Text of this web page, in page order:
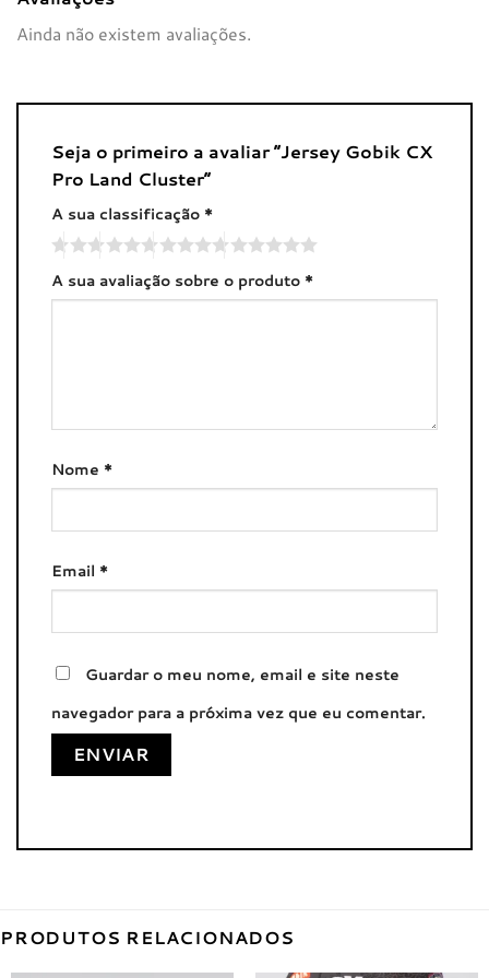
Ainda não existem avaliações.
Seja o primeiro a avaliar “Jersey Gobik CX
Pro Land Cluster”
A sua classificação *
A sua avaliação sobre o produto *
Nome *
Email *
Guardar o meu nome, email e site neste
navegador para a próxima vez que eu comentar.
PRODUTOS RELACIONADOS